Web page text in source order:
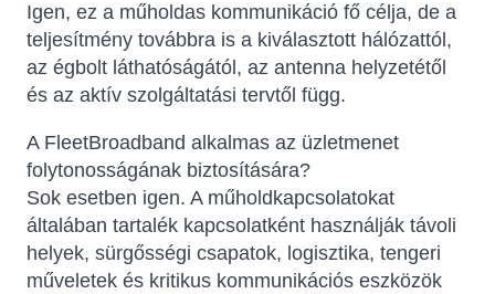
Igen, ez a műholdas kommunikáció fő célja, de a
teljesítmény továbbra is a kiválasztott hálózattól,
az égbolt láthatóságától, az antenna helyzetétől
és az aktív szolgáltatási tervtől függ.
A FleetBroadband alkalmas az üzletmenet
folytonosságának biztosítására?
Sok esetben igen. A műholdkapcsolatokat
általában tartalék kapcsolatként használják távoli
helyek, sürgősségi csapatok, logisztika, tengeri
műveletek és kritikus kommunikációs eszközök